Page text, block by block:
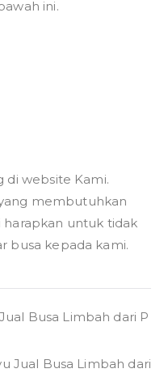
ini.
di website Kami.
membutuhkan
harapkan untuk tidak
busa kepada kami.
Busa Limbah dari P
Jual Busa Limbah dari